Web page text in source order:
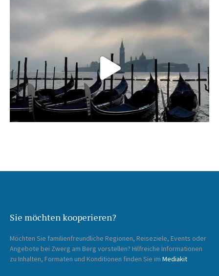
Sie möchten kooperieren?
Möchten Sie familienfreundliche Regionen, Reiseziele, Events oder
Angebote bei Zwerg am Berg vorstellen? Hilfreiche Informationen
zu Inhalten, Formaten und Konditionen finden Sie im Mediakit